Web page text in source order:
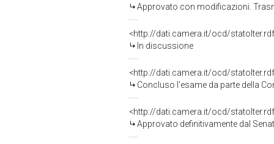
Approvato con modificazioni.
<http://dati.camera.it/ocd/
In discussione
<http://dati.camera.it/ocd/
Concluso l'esame da parte della
<http://dati.camera.it/ocd/
Approvato definitivamente dal